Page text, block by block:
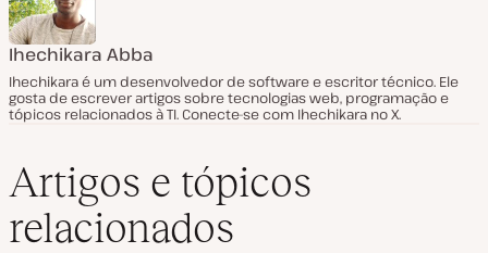
Ihechikara Abba
Ihechikara é um desenvolvedor de software e escritor técnico. Ele
gosta de escrever artigos sobre tecnologias web, programação e
tópicos relacionados à TI. Conecte-se com Ihechikara no X.
Artigos e tópicos
relacionados